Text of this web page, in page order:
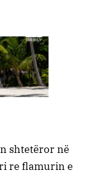
shtetëror në
re flamurin e